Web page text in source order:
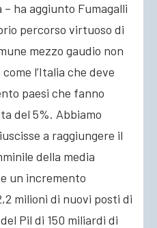
– ha aggiunto Fumagalli
percorso virtuoso di
mezzo gaudio non
l’Italia che deve
paesi che fanno
del 5%. Abbiamo
a raggiungere il
della media
un incremento
milioni di nuovi posti di
Pil di 150 miliardi di